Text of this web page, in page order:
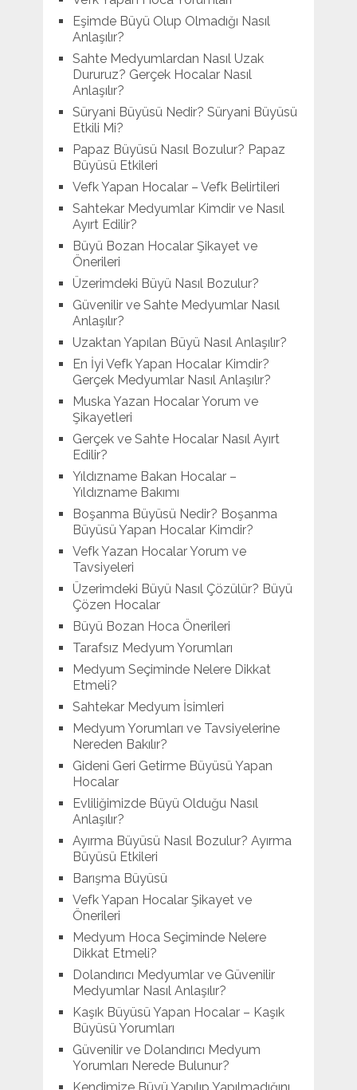
Eşimde Büyü Olup Olmadığı Nasıl
Anlaşılır?
Sahte Medyumlardan Nasıl Uzak
Dururuz? Gerçek Hocalar Nasıl
Anlaşılır?
Süryani Büyüsü Nedir? Süryani Büyüsü
Etkili Mi?
Papaz Büyüsü Nasıl Bozulur? Papaz
Büyüsü Etkileri
Vefk Yapan Hocalar – Vefk Belirtileri
Sahtekar Medyumlar Kimdir ve Nasıl
Ayırt Edilir?
Büyü Bozan Hocalar Şikayet ve
Önerileri
Üzerimdeki Büyü Nasıl Bozulur?
Güvenilir ve Sahte Medyumlar Nasıl
Anlaşılır?
Uzaktan Yapılan Büyü Nasıl Anlaşılır?
En İyi Vefk Yapan Hocalar Kimdir?
Gerçek Medyumlar Nasıl Anlaşılır?
Muska Yazan Hocalar Yorum ve
Şikayetleri
Gerçek ve Sahte Hocalar Nasıl Ayırt
Edilir?
Yıldızname Bakan Hocalar –
Yıldızname Bakımı
Boşanma Büyüsü Nedir? Boşanma
Büyüsü Yapan Hocalar Kimdir?
Vefk Yazan Hocalar Yorum ve
Tavsiyeleri
Üzerimdeki Büyü Nasıl Çözülür? Büyü
Çözen Hocalar
Büyü Bozan Hoca Önerileri
Tarafsız Medyum Yorumları
Medyum Seçiminde Nelere Dikkat
Etmeli?
Sahtekar Medyum İsimleri
Medyum Yorumları ve Tavsiyelerine
Nereden Bakılır?
Gideni Geri Getirme Büyüsü Yapan
Hocalar
Evliliğimizde Büyü Olduğu Nasıl
Anlaşılır?
Ayırma Büyüsü Nasıl Bozulur? Ayırma
Büyüsü Etkileri
Barışma Büyüsü
Vefk Yapan Hocalar Şikayet ve
Önerileri
Medyum Hoca Seçiminde Nelere
Dikkat Etmeli?
Dolandırıcı Medyumlar ve Güvenilir
Medyumlar Nasıl Anlaşılır?
Kaşık Büyüsü Yapan Hocalar – Kaşık
Büyüsü Yorumları
Güvenilir ve Dolandırıcı Medyum
Yorumları Nerede Bulunur?